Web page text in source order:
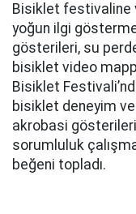
Bisiklet festivaline
yoğun ilgi
gösterileri, su
bisiklet video
Bisiklet
bisiklet deneyim
akrobasi
sorumluluk
beğeni topladı.